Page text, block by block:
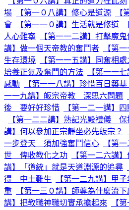
場
【第一０八講】修心是道源
【
會
【第一一０講】生活就是修道
人心難寧
【第一一二講】打擊魔
講】做一個天帝教的奮鬥者
【第
生存環境
【第一一五講】同奮相
培養正氣及奮鬥的方法
【第一一
感動
【第一一八講】珍惜百日築
一一九講】皈宗帝教 深思六問題
後 要好好珍惜
【第一二一講】
【第一二二講】熟記光殿禮儀 保
講】何以參加正宗靜坐必先皈宗？
一步登天 須加強奮鬥信心
【第
世 俾收教化之功
【第一二六講】
講】「道統」就是天道淵源的追尋
得 中土難生
【第一二九講】甲
重
【第一三０講】師尊為什麼流
講】把教職神職切實承擔起來
【